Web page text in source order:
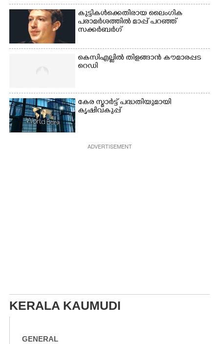
കുട്ടികൾക്കെതിരായ ലൈംഗിക
പരാമർശത്തിൽ മാപ്പ് പറഞ്ഞ്
സക്കർബർഗ്
കെസിഎല്ലിൽ തിളങ്ങാൻ കൗമാരപ്പട
റെഡി
കേര സ്മാർട്ട് പദ്ധതിയുമായി
കൃഷിവകുപ്പ്
ADVERTISEMENT
KERALA KAUMUDI
GENERAL